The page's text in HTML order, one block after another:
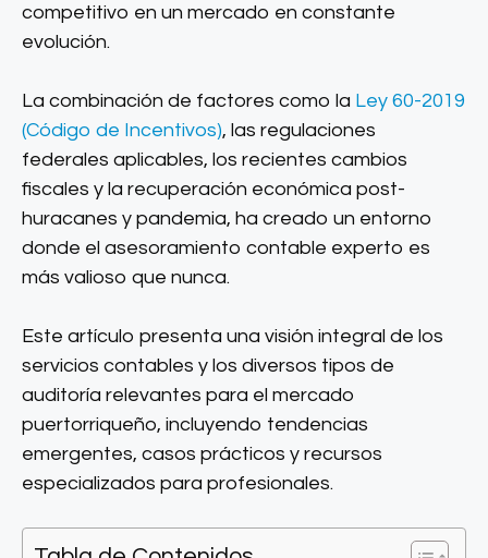
competitivo en un mercado en constante
evolución.
La combinación de factores como la Ley 60-2019
(Código de Incentivos), las regulaciones
federales aplicables, los recientes cambios
fiscales y la recuperación económica post-
huracanes y pandemia, ha creado un entorno
donde el asesoramiento contable experto es
más valioso que nunca.
Este artículo presenta una visión integral de los
servicios contables y los diversos tipos de
auditoría relevantes para el mercado
puertorriqueño, incluyendo tendencias
emergentes, casos prácticos y recursos
especializados para profesionales.